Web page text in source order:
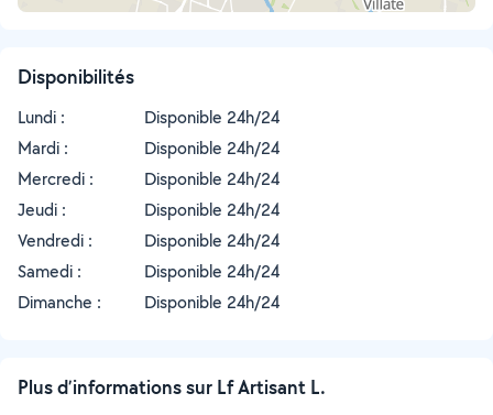
Disponibilités
Lundi :
Disponible 24h/24
Mardi :
Disponible 24h/24
Mercredi :
Disponible 24h/24
Jeudi :
Disponible 24h/24
Vendredi :
Disponible 24h/24
Samedi :
Disponible 24h/24
Dimanche :
Disponible 24h/24
Plus d’informations sur Lf Artisant L.